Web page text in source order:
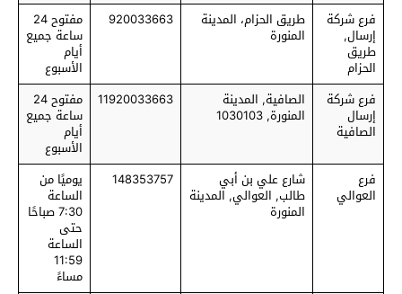
فرع شركة
إرسال,
طريق
الحزام
طريق الحزام، المدينة
المنورة
920033663 مفتوح 24
ساعة جميع
أيام
الأسبوع
فرع شركة
إرسال
الصافية
الصافية, المدينة
المنورة, 1030103
11920033663 مفتوح 24
ساعة جميع
أيام
الأسبوع
فرع
العوالي
شارع علي بن أبي
طالب, العوالي, المدينة
المنورة
148353757 يوميًا من
الساعة
7:30 صباحًا
حتى
الساعة
11:59
مساءً